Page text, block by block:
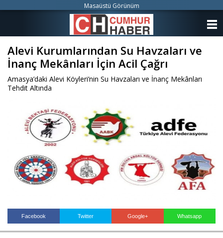
Alevi Kurumlarından Su Havzaları ve
İnanç Mekânları İçin Acil Çağrı
Amasya’daki Alevi Köyleri’nin Su Havzaları ve İnanç Mekânları
Tehdit Altında
Facebook Twitter Google+ Whatsapp
Masaüstü Görünüm
KATEGORİLER
YAZARLAR
FOTO GALERİ
KÜNYE